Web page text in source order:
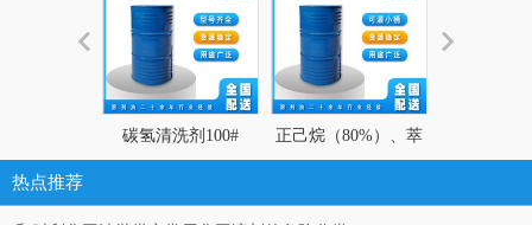
碳氢清洗剂100# 正己烷（80%）、萃
提取
热点推荐